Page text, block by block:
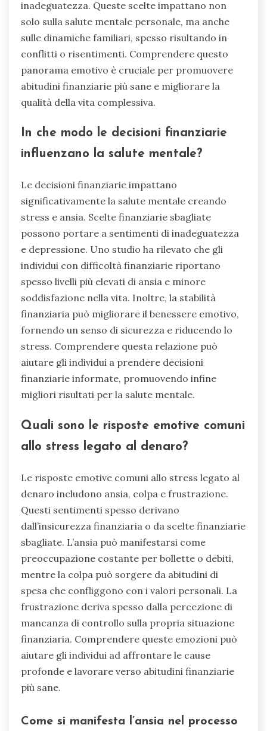
inadeguatezza. Queste scelte impattano non
solo sulla salute mentale personale, ma anche
sulle dinamiche familiari, spesso risultando in
conflitti o risentimenti. Comprendere questo
panorama emotivo è cruciale per promuovere
abitudini finanziarie più sane e migliorare la
qualità della vita complessiva.
In che modo le decisioni finanziarie
influenzano la salute mentale?
Le decisioni finanziarie impattano
significativamente la salute mentale creando
stress e ansia. Scelte finanziarie sbagliate
possono portare a sentimenti di inadeguatezza
e depressione. Uno studio ha rilevato che gli
individui con difficoltà finanziarie riportano
spesso livelli più elevati di ansia e minore
soddisfazione nella vita. Inoltre, la stabilità
finanziaria può migliorare il benessere emotivo,
fornendo un senso di sicurezza e riducendo lo
stress. Comprendere questa relazione può
aiutare gli individui a prendere decisioni
finanziarie informate, promuovendo infine
migliori risultati per la salute mentale.
Quali sono le risposte emotive comuni
allo stress legato al denaro?
Le risposte emotive comuni allo stress legato al
denaro includono ansia, colpa e frustrazione.
Questi sentimenti spesso derivano
dall’insicurezza finanziaria o da scelte finanziarie
sbagliate. L’ansia può manifestarsi come
preoccupazione costante per bollette o debiti,
mentre la colpa può sorgere da abitudini di
spesa che confliggono con i valori personali. La
frustrazione deriva spesso dalla percezione di
mancanza di controllo sulla propria situazione
finanziaria. Comprendere queste emozioni può
aiutare gli individui ad affrontare le cause
profonde e lavorare verso abitudini finanziarie
più sane.
Come si manifesta l’ansia nel processo